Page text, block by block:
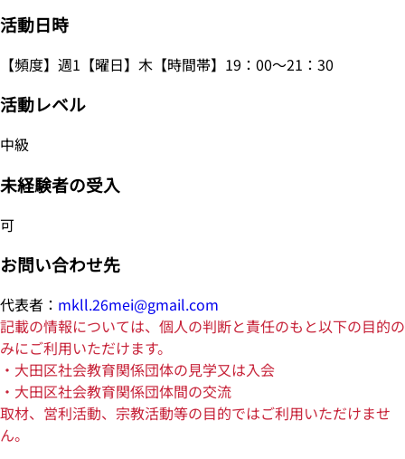
活動日時
【頻度】週1【曜日】木【時間帯】19：00～21：30
活動レベル
中級
未経験者の受入
可
お問い合わせ先
代表者： mkll.26mei@gmail.com
記載の情報については、個人の判断と責任のもと以下の目的の
みにご利用いただけます。
・大田区社会教育関係団体の見学又は入会
・大田区社会教育関係団体間の交流
取材、営利活動、宗教活動等の目的ではご利用いただけませ
ん。